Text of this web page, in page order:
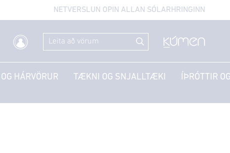
NETVERSLUN OPIN ALLAN SÓLARHRINGINN
HÁRVÖRUR TÆKNI OG SNJALLTÆKI ÍÞRÓTTIR